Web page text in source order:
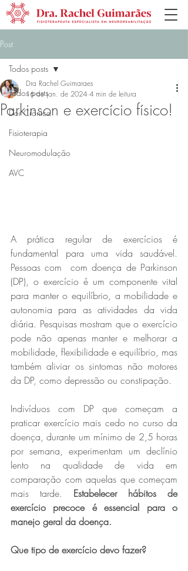
Post
Todos posts
Dor Crônica
Fisioterapia
Neuromodulação
AVC
Todos posts
Parkinson e exercício físico!
Dra Rachel Guimaraes
16 de jan. de 2024 4 min de leitura
A prática regular de exercícios é
fundamental para uma vida saudável.
Pessoas com  com doença de Parkinson
(DP), o exercício é um componente vital
para manter o equilíbrio, a mobilidade e
autonomia para as atividades da vida
diária. Pesquisas mostram que o exercício
pode não apenas manter e melhorar a
mobilidade, flexibilidade e equilíbrio, mas
também aliviar os sintomas não motores
da DP, como depressão ou constipação.
Indivíduos com DP que começam a
praticar exercício mais cedo no curso da
doença, durante um mínimo de 2,5 horas
por semana, experimentam um declínio
lento na qualidade de vida em
comparação com aquelas que começam
mais tarde. Estabelecer hábitos de
exercício precoce é essencial para o
manejo geral da doença.
Que tipo de exercício devo fazer?